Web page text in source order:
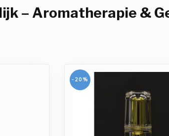
– Aromatherapie &
-20%